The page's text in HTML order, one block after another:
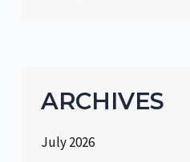
ARCHIVES
July 2026